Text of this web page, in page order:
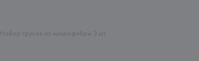
Набор трусов из микрофибры 3 шт